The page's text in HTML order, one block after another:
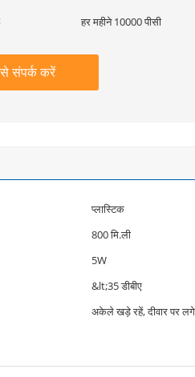
हर महीने 10000 पीसी
संपर्क करें
प्लास्टिक
800 मि.ली
5W
&lt;35 डीबीए
अकेले खड़े रहें, दीवार पर